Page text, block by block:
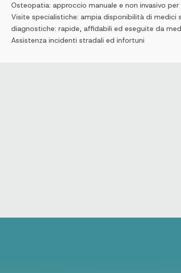
Osteopatia: approccio manuale e non invasivo
Visite specialistiche: ampia disponibilità di
diagnostiche: rapide, affidabili ed eseguite da
Assistenza incidenti stradali ed infortuni